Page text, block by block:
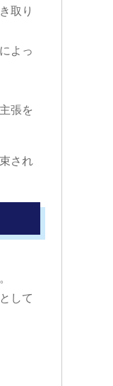
取り
よっ
張を
され
して